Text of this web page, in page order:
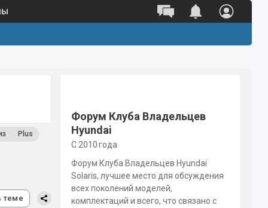
Plus
теме
Форум Клуба Владельцев
Hyundai
С 2010 года
Форум Клуба Владельцев Hyundai
Solaris, лучшее место для обсуждения
всех поколений моделей,
комплектаций и всего, что связано с